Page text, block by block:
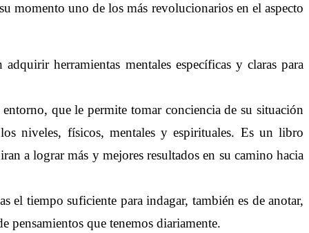
momento uno de los más revolucionarios en el aspecto
herramientas mentales específicas y claras para
que le permite tomar conciencia de su situación
niveles, físicos, mentales y espirituales. Es un libro
a lograr más y mejores resultados en su camino hacia
el tiempo suficiente para indagar, también es de anotar,
pensamientos que tenemos diariamente.